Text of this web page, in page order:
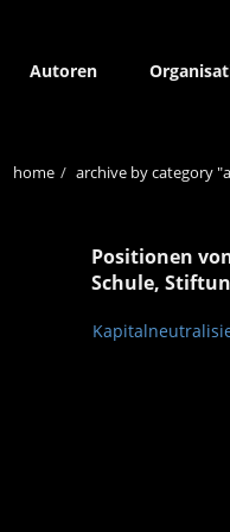
Autoren
home archive by category
Positionen
Schule,